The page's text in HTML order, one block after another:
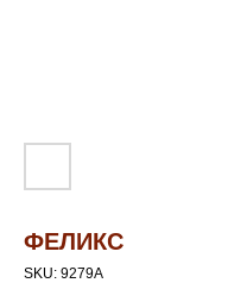
ФЕЛИКС
SKU: 9279А